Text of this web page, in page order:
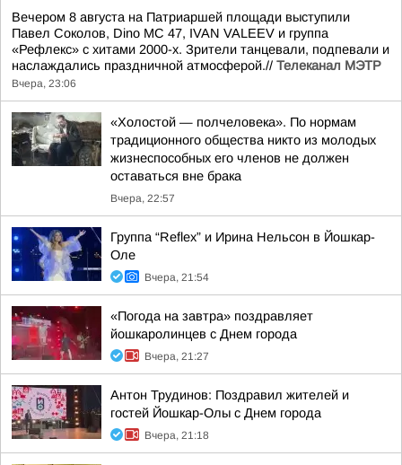
Вечером 8 августа на Патриаршей площади выступили
Павел Соколов, Dino MC 47, IVAN VALEEV и группа
«Рефлекс» с хитами 2000-х. Зрители танцевали, подпевали и
наслаждались праздничной атмосферой.// Телеканал МЭТР
Вчера, 23:06
«Холостой — полчеловека». По нормам
традиционного общества никто из молодых
жизнеспособных его членов не должен
оставаться вне брака
Вчера, 22:57
Группа “Reflex” и Ирина Нельсон в Йошкар-
Оле
Вчера, 21:54
«Погода на завтра» поздравляет
йошкаролинцев с Днем города
Вчера, 21:27
Антон Трудинов: Поздравил жителей и
гостей Йошкар-Олы с Днем города
Вчера, 21:18